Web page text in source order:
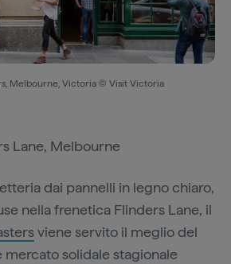
Melbourne, Victoria © Visit Victoria
Lane, Melbourne
dai pannelli in legno chiaro,
nella frenetica Flinders Lane, il
viene servito il meglio del
solidale stagionale